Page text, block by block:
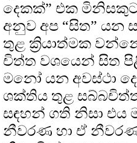
දෙකක්” එක
අනුව අප “සිත” යන
තුළ ක්‍රියාත්මක
චිත්ත වශයෙන් සිත
මනෝ යන අවස්ථා
ශක්තිය තුළ
සඳහන් ගති නිසා
නීවරණ හා ඒ